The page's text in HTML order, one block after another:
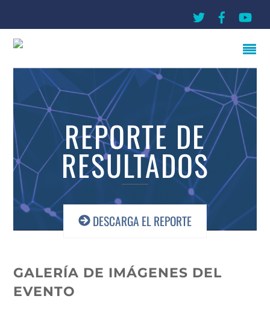
THE GREEN EXPO® 2018
REPORTE DE
RESULTADOS
DESCARGA EL REPORTE
GALERÍA DE IMÁGENES DEL
EVENTO